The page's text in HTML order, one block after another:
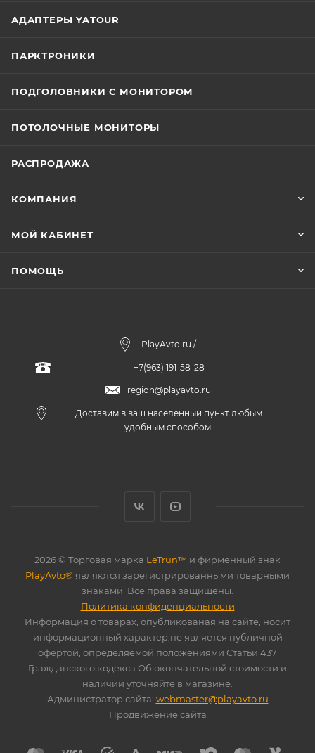
АДАПТЕРЫ YATOUR
ПАРКТРОНИКИ
ПОДГОЛОВНИКИ С МОНИТОРОМ
ПОТОЛОЧНЫЕ МОНИТОРЫ
РАСПРОДАЖА
КОМПАНИЯ
МОЙ КАБИНЕТ
ПОМОЩЬ
PlayAvto.ru /
+7(963) 191-58-28
region@playavto.ru
Доставим в ваш населенный пункт любым
удобным способом.
2026 © Торговая марка LeTrun™ и фирменный знак
PlayAvto® являются зарегистрированными товарными
знаками. Все права защищены.
Политика конфиденциальности
Информация о товарах, опубликованая на сайте, носит
информационный характер,не является публичной
офертой, определяемой положениями Статьи 437
Гражданского кодекса.Об окончательной стоимости и
наличии уточняйте в магазине.
Администратор сайта: webmaster@playavto.ru
Продвижение сайта